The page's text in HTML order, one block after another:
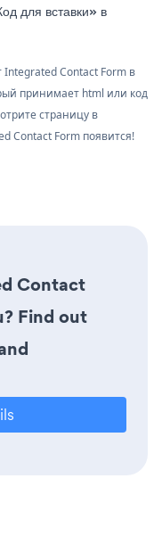
для вставки» в
Contact Form в
принимает html или код
страницу в
Contact Form появится!
Contact
Find out